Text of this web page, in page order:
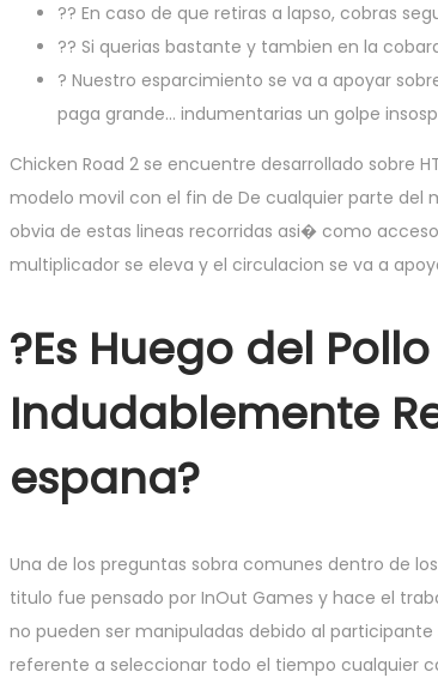
?? En caso de que retiras a lapso, cobras
?? Si querias bastante y tambien en la
? Nuestro esparcimiento se va a apoyar
paga grande… indumentarias un golpe
Chicken Road 2 se encuentre desarrollado sobre
modelo movil con el fin de De cualquier parte del
obvia de estas lineas recorridas asi� como
multiplicador se eleva y el circulacion se va a
?Es Huego del
Indudablemente
espana?
Una de los preguntas sobra comunes dentro de
titulo fue pensado por InOut Games y hace el
no pueden ser manipuladas debido al
referente a seleccionar todo el tiempo cualquier